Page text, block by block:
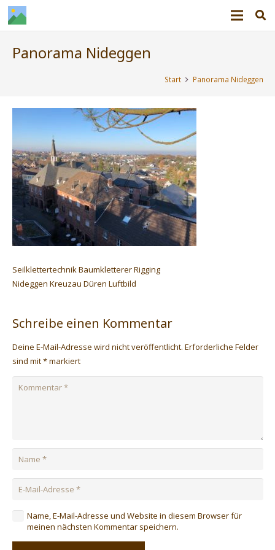
Panorama Nideggen
Start Panorama Nideggen
Seilklettertechnik Baumkletterer Rigging
Nideggen Kreuzau Düren Luftbild
Schreibe einen Kommentar
Deine E-Mail-Adresse wird nicht veröffentlicht. Erforderliche Felder
sind mit*markiert
Name, E-Mail-Adresse und Website in diesem Browser für
meinen nächsten Kommentar speichern.